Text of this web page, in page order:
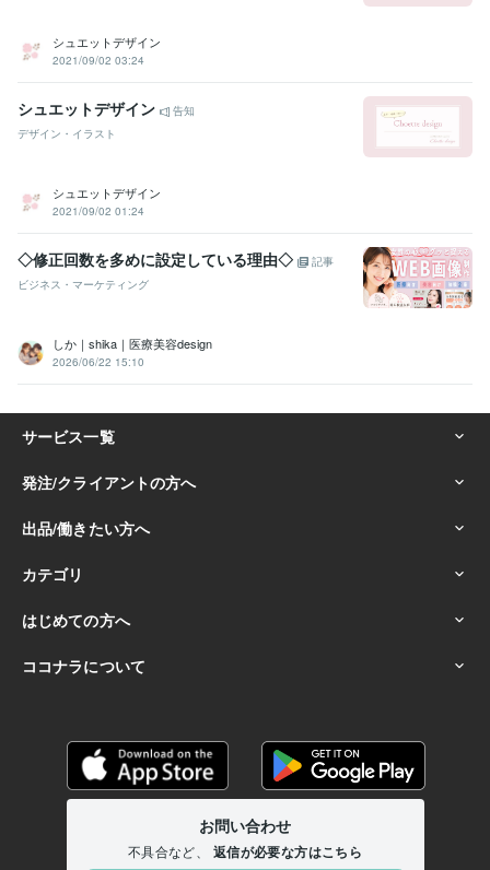
シュエットデザイン
2021/09/02 03:24
シュエットデザイン
告知
デザイン・イラスト
シュエットデザイン
2021/09/02 01:24
◇修正回数を多めに設定している理由◇
記事
ビジネス・マーケティング
しか｜shika｜医療美容design
2026/06/22 15:10